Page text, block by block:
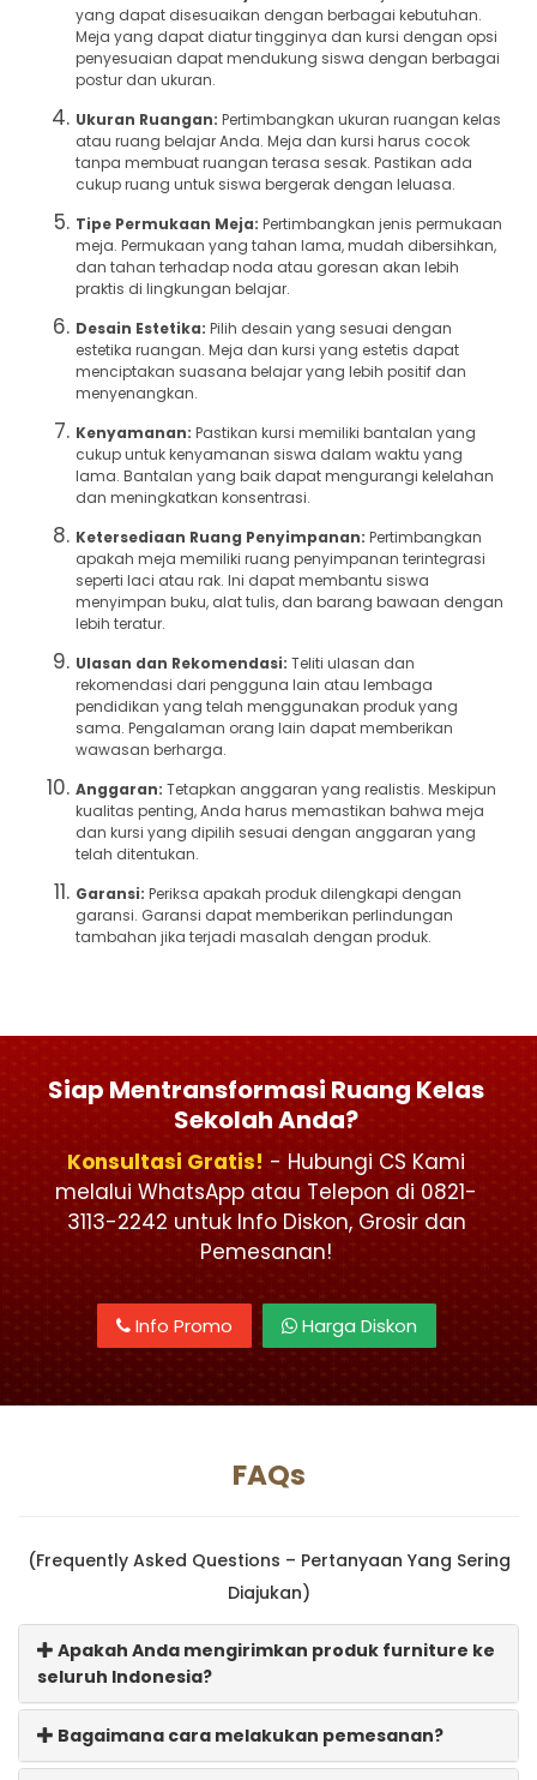
yang dapat disesuaikan dengan berbagai kebutuhan.
Meja yang dapat diatur tingginya dan kursi dengan opsi
penyesuaian dapat mendukung siswa dengan berbagai
postur dan ukuran.
Ukuran Ruangan: Pertimbangkan ukuran ruangan kelas
atau ruang belajar Anda. Meja dan kursi harus cocok
tanpa membuat ruangan terasa sesak. Pastikan ada
cukup ruang untuk siswa bergerak dengan leluasa.
Tipe Permukaan Meja: Pertimbangkan jenis permukaan
meja. Permukaan yang tahan lama, mudah dibersihkan,
dan tahan terhadap noda atau goresan akan lebih
praktis di lingkungan belajar.
Desain Estetika: Pilih desain yang sesuai dengan
estetika ruangan. Meja dan kursi yang estetis dapat
menciptakan suasana belajar yang lebih positif dan
menyenangkan.
Kenyamanan: Pastikan kursi memiliki bantalan yang
cukup untuk kenyamanan siswa dalam waktu yang
lama. Bantalan yang baik dapat mengurangi kelelahan
dan meningkatkan konsentrasi.
Ketersediaan Ruang Penyimpanan: Pertimbangkan
apakah meja memiliki ruang penyimpanan terintegrasi
seperti laci atau rak. Ini dapat membantu siswa
menyimpan buku, alat tulis, dan barang bawaan dengan
lebih teratur.
Ulasan dan Rekomendasi: Teliti ulasan dan
rekomendasi dari pengguna lain atau lembaga
pendidikan yang telah menggunakan produk yang
sama. Pengalaman orang lain dapat memberikan
wawasan berharga.
Anggaran: Tetapkan anggaran yang realistis. Meskipun
kualitas penting, Anda harus memastikan bahwa meja
dan kursi yang dipilih sesuai dengan anggaran yang
telah ditentukan.
Garansi: Periksa apakah produk dilengkapi dengan
garansi. Garansi dapat memberikan perlindungan
tambahan jika terjadi masalah dengan produk.
Siap Mentransformasi Ruang Kelas
Sekolah Anda?
Konsultasi Gratis! - Hubungi CS Kami
melalui WhatsApp atau Telepon di 0821-
3113-2242 untuk Info Diskon, Grosir dan
Pemesanan!
Info Promo Harga Diskon
FAQs
(Frequently Asked Questions – Pertanyaan Yang Sering
Diajukan)
Apakah Anda mengirimkan produk furniture ke
seluruh Indonesia?
Bagaimana cara melakukan pemesanan?